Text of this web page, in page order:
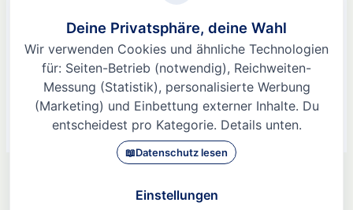
Macht Stress unfruchtbar? Der Mythos vom
Fruchtbarkeitskiller Stress
9. Februar 2026
Weiterlesen »